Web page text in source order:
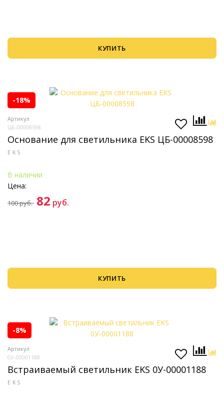
КУПИТЬ
-18%
Артикул
ЦБ-00008598
Основание для светильника EKS ЦБ-00008598
EKS
В наличии
Цена:
100руб. 82 руб.
КУПИТЬ
-8%
Артикул
0У-00001188
Встраиваемый светильник EKS 0У-00001188
EKS